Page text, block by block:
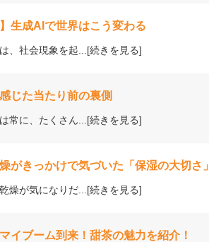
】生成AIで世界はこう変わる
、社会現象を起...[続きを見る]
じた当たり前の裏側
常に、たくさん...[続きを見る]
がきっかけで気づいた「保湿の大切さ」
燥が気になりだ...[続きを見る]
イブーム到来！甜茶の魅力を紹介！